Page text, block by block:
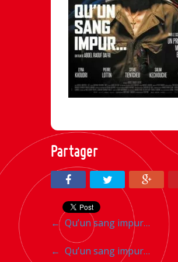
Partager
Navigation
entre
←Qu’un sang impur…
Navigation
← Qu’un sang impur…